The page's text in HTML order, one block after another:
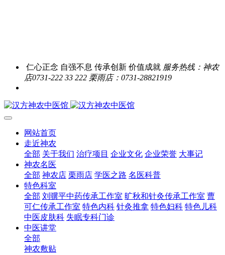
仁心正念 自强不息 传承创新 价值成就 服务热线：神农
店0731-222 33 222 栗雨店：0731-28821919
网站首页
走近神农
全部 关于我们 治疗项目 企业文化 企业荣誉 大事记
神农名医
全部 神农店 栗雨店 学医之路 名医科普
特色科室
全部 刘骥平中药传承工作室 旷秋和针灸传承工作室 曹
可仁传承工作室 特色内科 针灸推拿 特色妇科 特色儿科
中医皮肤科 失眠专科门诊
中医讲堂
全部
神农敷贴